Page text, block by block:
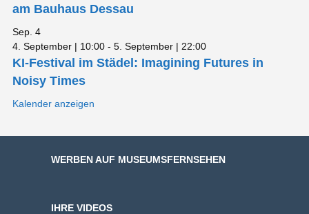
am Bauhaus Dessau
Sep. 4
4. September | 10:00 - 5. September | 22:00
KI-Festival im Städel: Imagining Futures in
Noisy Times
Kalender anzeigen
WERBEN AUF MUSEUMSFERNSEHEN
IHRE VIDEOS